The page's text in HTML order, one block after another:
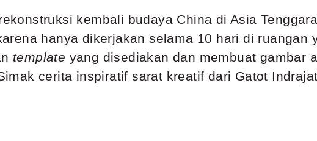
kembali budaya China di Asia
hanya dikerjakan selama 10 hari di ruangan
template yang disediakan dan membuat gambar
cerita inspiratif sarat kreatif dari Gatot